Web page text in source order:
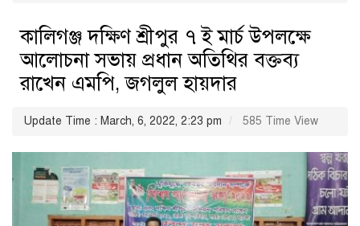
কালিগঞ্জ দক্ষিণ শ্রীপুর ৭ ই মার্চ উপলক্ষে
আলোচনা সভায় প্রধান অতিথির বক্তব্য
রাখেন এমপি, জগলুল হায়দার
Update Time : March, 6, 2022, 2:23 pm 585 Time View